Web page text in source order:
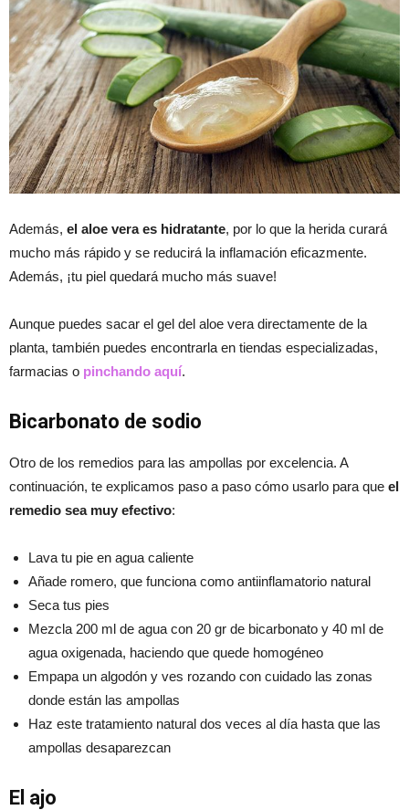
Además, el aloe vera es hidratante, por lo que la herida curará
mucho más rápido y se reducirá la inflamación eficazmente.
Además, ¡tu piel quedará mucho más suave!
Aunque puedes sacar el gel del aloe vera directamente de la
planta, también puedes encontrarla en tiendas especializadas,
farmacias o pinchando aquí.
Bicarbonato de sodio
Otro de los remedios para las ampollas por excelencia. A
continuación, te explicamos paso a paso cómo usarlo para que el
remedio sea muy efectivo:
Lava tu pie en agua caliente
Añade romero, que funciona como antiinflamatorio natural
Seca tus pies
Mezcla 200 ml de agua con 20 gr de bicarbonato y 40 ml de
agua oxigenada, haciendo que quede homogéneo
Empapa un algodón y ves rozando con cuidado las zonas
donde están las ampollas
Haz este tratamiento natural dos veces al día hasta que las
ampollas desaparezcan
El ajo